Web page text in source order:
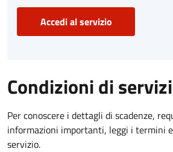
Accedi al servizio
Condizioni di
Per conoscere i dettagli di scadenze,
informazioni importanti, leggi i termini
servizio.